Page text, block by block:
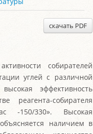
скачать PDF
собирателей
углей с различной
эффективность
реагента-собирателя
-150/330». Высокая
наличием в